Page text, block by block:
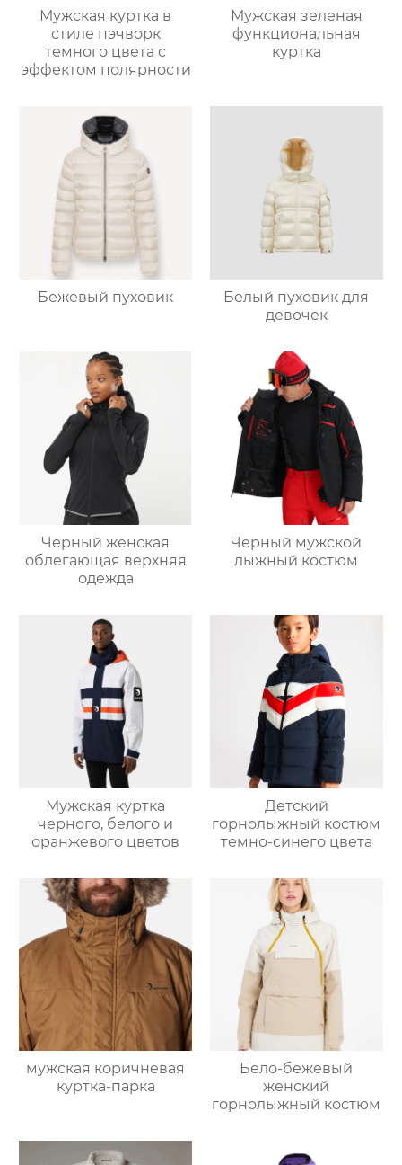
Мужская куртка в
стиле пэчворк
темного цвета с
эффектом полярности
Мужская зеленая
функциональная
куртка
Бежевый пуховик
Белый пуховик для
девочек
Черный женская
облегающая верхняя
одежда
Черный мужской
лыжный костюм
Мужская куртка
черного, белого и
оранжевого цветов
Детский
горнолыжный костюм
темно-синего цвета
мужская коричневая
куртка-парка
Бело-бежевый
женский
горнолыжный костюм